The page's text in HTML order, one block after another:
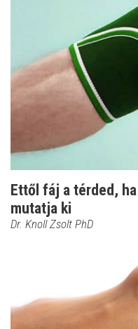
Ettől fáj a térded,
mutatja ki
Dr. Knoll Zsolt PhD